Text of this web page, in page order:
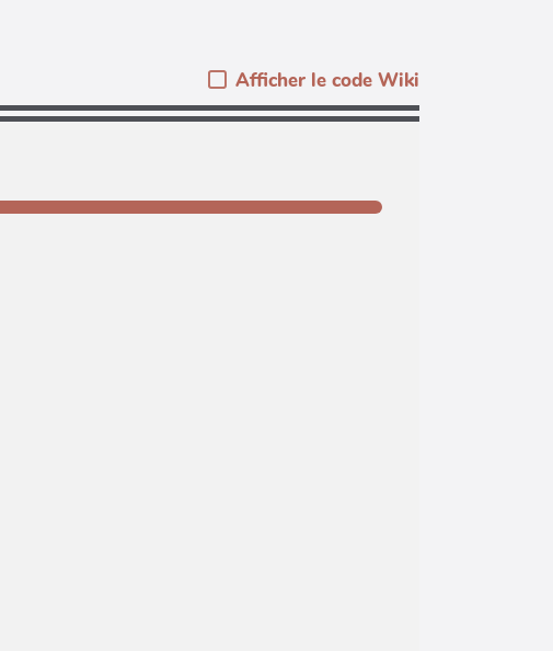
Afficher le code Wiki